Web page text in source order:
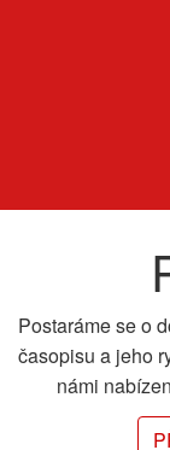
Postaráme se o
časopisu a jeho
námi